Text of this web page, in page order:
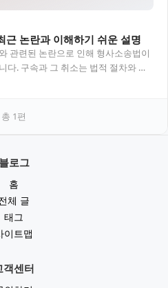
근 논란과 이해하기 쉬운 설명
관련된 논란으로 인해 형사소송법이
다. 구속과 그 취소는 법적 절차와 원
법이라는…
총 1편
블로그
홈
체 글
태그
이트맵
객센터